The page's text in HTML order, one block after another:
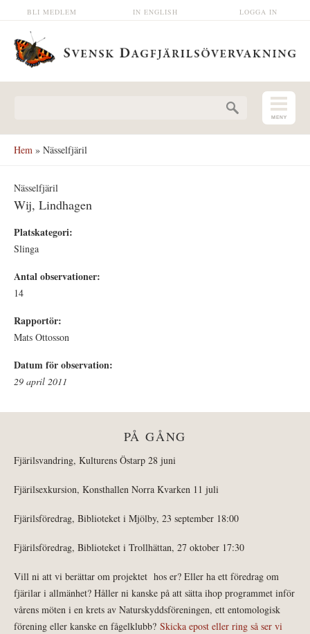
Hoppa till huvudinnehåll LOGGA IN
IN ENGLISH
BLI MEDLEM
Hem » Nässelfjäril
Nässelfjäril
Wij, Lindhagen
Platskategori:
Slinga
Antal observationer:
14
Rapportör:
Mats Ottosson
Datum för observation:
29 april 2011
PÅ GÅNG
Fjärilsvandring, Kulturens Östarp 28 juni
Fjärilsexkursion, Konsthallen Norra Kvarken 11 juli
Fjärilsföredrag, Biblioteket i Mjölby, 23 september 18:00
Fjärilsföredrag, Biblioteket i Trollhättan, 27 oktober 17:30
Vill ni att vi berättar om projektet hos er? Eller ha ett föredrag om
fjärilar i allmänhet? Håller ni kanske på att sätta ihop programmet inför
vårens möten i en krets av Naturskyddsföreningen, ett entomologisk
förening eller kanske en fågelklubb? Skicka epost eller ring så ser vi